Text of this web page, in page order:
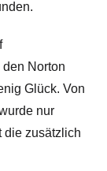
Norton
Glück. Von
nur
die zusätzlich